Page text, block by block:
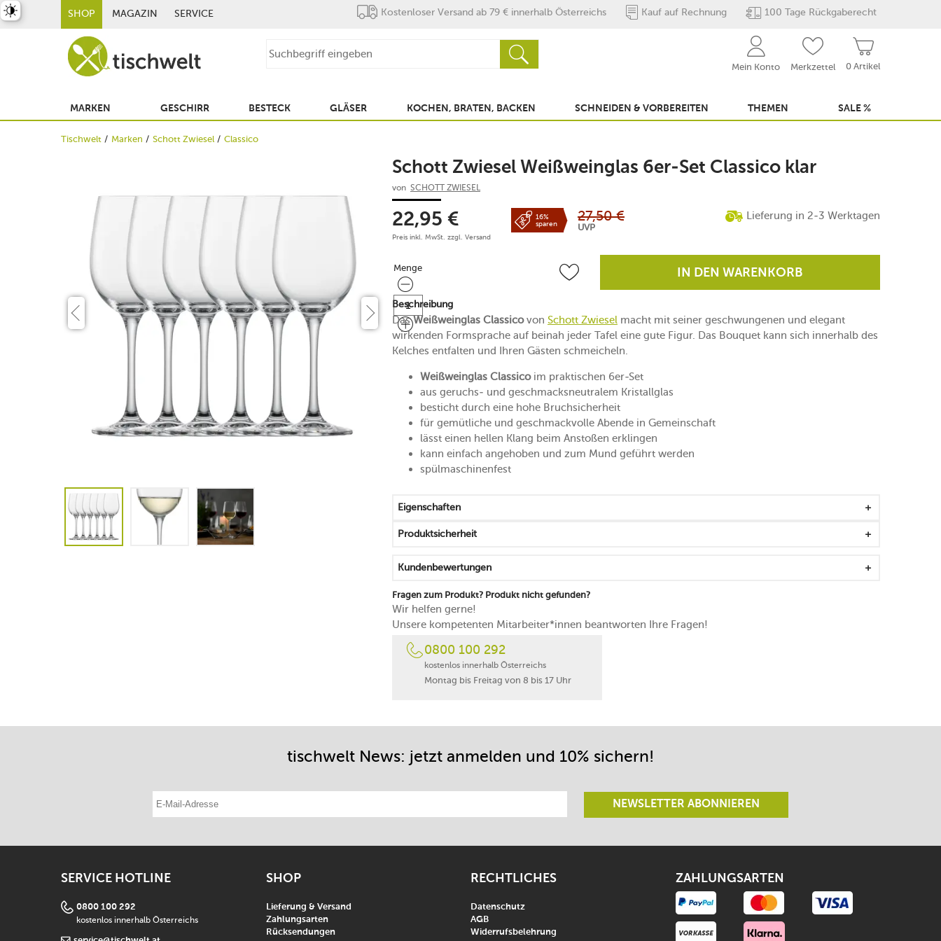
SHOP MAGAZIN SERVICE Kostenloser Versand ab 79 € innerhalb Österreichs Kauf auf Rechnung 100 Tage Rückgaberecht
0 Artikel
Mein Konto Merkzettel
MARKEN GESCHIRR BESTECK GLÄSER KOCHEN, BRATEN, BACKEN SCHNEIDEN & VORBEREITEN THEMEN SALE %
Tischwelt Marken Schott Zwiesel Classico
Schott Zwiesel Weißweinglas 6er-Set Classico klar
von SCHOTT ZWIESEL
22,95 €
Preis inkl. MwSt. zzgl. Versand
16%
sparen
27,50 €
UVP
Lieferung in 2-3 Werktagen
Menge
Menge IN DEN WARENKORB
Beschreibung
DasWeißweinglas Classicovon Schott Zwiesel macht mit seiner geschwungenen und elegant
wirkenden Formsprache auf beinah jeder Tafel eine gute Figur. Das Bouquet kann sich innerhalb des
Kelches entfalten und Ihren Gästen schmeicheln.
Weißweinglas Classicoim praktischen 6er-Set
aus geruchs- und geschmacksneutralem Kristallglas
besticht durch eine hohe Bruchsicherheit
für gemütliche und geschmackvolle Abende in Gemeinschaft
lässt einen hellen Klang beim Anstoßen erklingen
kann einfach angehoben und zum Mund geführt werden
spülmaschinenfest
Eigenschaften
Produktsicherheit
Kundenbewertungen
Fragen zum Produkt? Produkt nicht gefunden?
Wir helfen gerne!
Unsere kompetenten Mitarbeiter*innen beantworten Ihre Fragen!
0800 100 292
kostenlos innerhalb Österreichs
Montag bis Freitag von 8 bis 17 Uhr
tischwelt News: jetzt anmelden und 10% sichern!
E-Mail-Adresse eintragen
NEWSLETTER ABONNIEREN
SERVICE HOTLINE
0800 100 292
kostenlos innerhalb Österreichs
SHOP
Lieferung & Versand
Zahlungsarten
Rücksendungen
RECHTLICHES
Datenschutz
AGB
Widerrufsbelehrung
ZAHLUNGSARTEN
umschalten